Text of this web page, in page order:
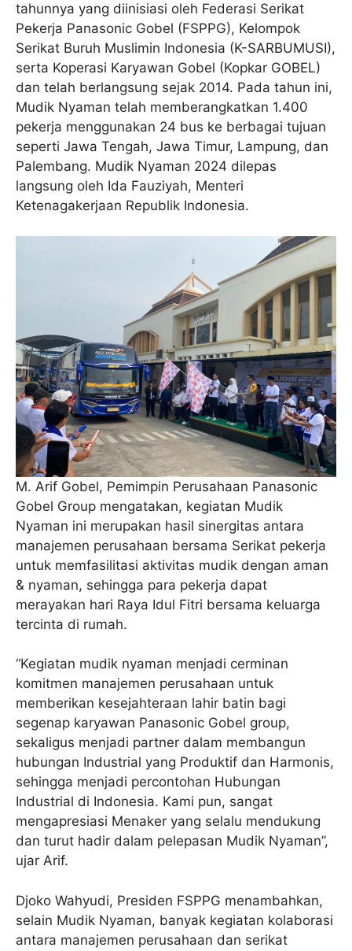
tahunnya yang diinisiasi oleh Federasi Serikat
Pekerja Panasonic Gobel (FSPPG), Kelompok
Serikat Buruh Muslimin Indonesia (K-SARBUMUSI),
serta Koperasi Karyawan Gobel (Kopkar GOBEL)
dan telah berlangsung sejak 2014. Pada tahun ini,
Mudik Nyaman telah memberangkatkan 1.400
pekerja menggunakan 24 bus ke berbagai tujuan
seperti Jawa Tengah, Jawa Timur, Lampung, dan
Palembang. Mudik Nyaman 2024 dilepas
langsung oleh Ida Fauziyah, Menteri
Ketenagakerjaan Republik Indonesia.
M. Arif Gobel, Pemimpin Perusahaan Panasonic
Gobel Group mengatakan, kegiatan Mudik
Nyaman ini merupakan hasil sinergitas antara
manajemen perusahaan bersama Serikat pekerja
untuk memfasilitasi aktivitas mudik dengan aman
& nyaman, sehingga para pekerja dapat
merayakan hari Raya Idul Fitri bersama keluarga
tercinta di rumah.
“Kegiatan mudik nyaman menjadi cerminan
komitmen manajemen perusahaan untuk
memberikan kesejahteraan lahir batin bagi
segenap karyawan Panasonic Gobel group,
sekaligus menjadi partner dalam membangun
hubungan Industrial yang Produktif dan Harmonis,
sehingga menjadi percontohan Hubungan
Industrial di Indonesia. Kami pun, sangat
mengapresiasi Menaker yang selalu mendukung
dan turut hadir dalam pelepasan Mudik Nyaman”,
ujar Arif.
Djoko Wahyudi, Presiden FSPPG menambahkan,
selain Mudik Nyaman, banyak kegiatan kolaborasi
antara manajemen perusahaan dan serikat